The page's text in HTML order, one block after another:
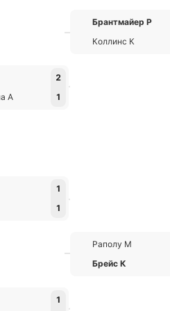
2
А
1
1
1
1
Брантмайер Р
Коллинс К
Раполу М
Брейс К